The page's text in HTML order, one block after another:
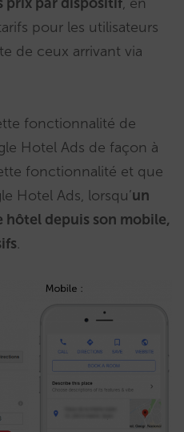
pour les utilisateurs
de ceux arrivant via
fonctionnalité de
Hotel Ads de façon à
fonctionnalité et que
Hotel Ads, lorsqu’un
depuis son mobile,
.